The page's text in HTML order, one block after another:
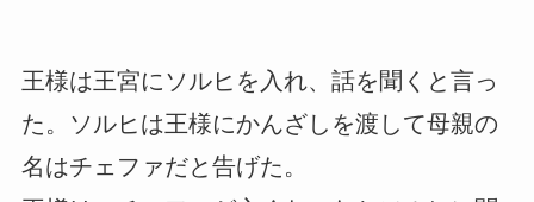
王様は王宮にソルヒを入れ、話を聞くと言っ
た。ソルヒは王様にかんざしを渡して母親の
名はチェファだと告げた。